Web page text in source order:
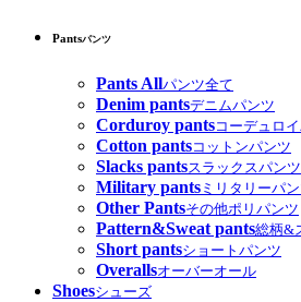
Pantsパンツ
Pants Allパンツ全て
Denim pantsデニムパンツ
Corduroy pantsコーデュロ
Cotton pantsコットンパンツ
Slacks pantsスラックスパンツ
Military pants ミリタリーパ
Other Pantsその他ポリパンツ
Pattern&Sweat pants総柄&
Short pantsショートパンツ
Overallsオーバーオール
Shoesシューズ